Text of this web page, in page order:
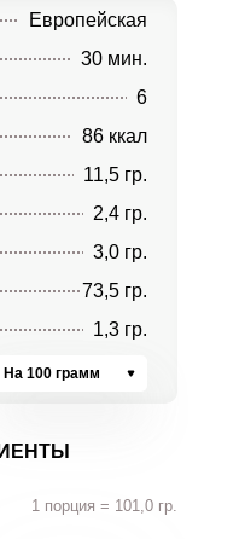
Европейская
30 мин.
6
86 ккал
11,5 гр.
2,4 гр.
3,0 гр.
73,5 гр.
1,3 гр.
На 100 грамм
1 порция = 101,0 гр.